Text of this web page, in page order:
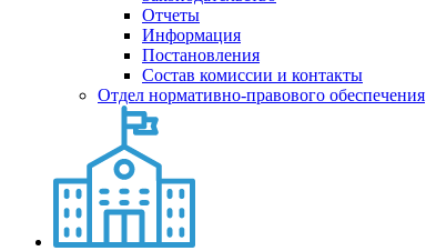
Отчеты
Информация
Постановления
Состав комиссии и контакты
Отдел нормативно-правового обеспечения